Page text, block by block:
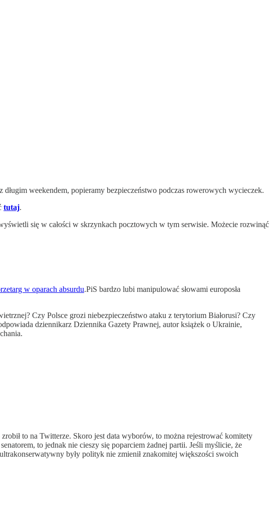
weekendem, popieramy bezpieczeństwo podczas rowerowych wycieczek.
tutaj.
się w całości w skrzynkach pocztowych w tym serwisie. Możecie rozwinąć
w oparach absurdu.PiS bardzo lubi manipulować słowami europosła
Czy Polsce grozi niebezpieczeństwo ataku z terytorium Białorusi? Czy
dziennikarz Dziennika Gazety Prawnej, autor książek o Ukrainie,
to na Twitterze. Skoro jest data wyborów, to można rejestrować komitety
to jednak nie cieszy się poparciem żadnej partii. Jeśli myślicie, że
były polityk nie zmienił znakomitej większości swoich